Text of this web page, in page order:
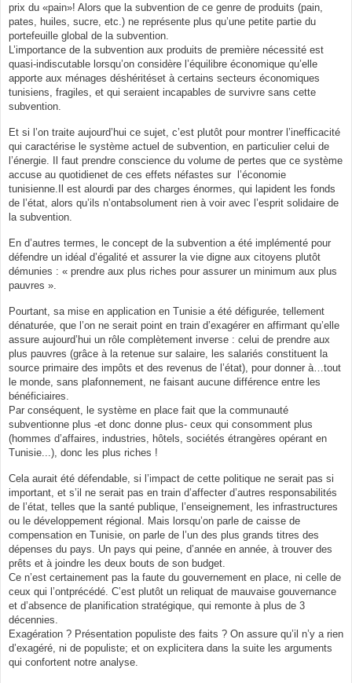
prix du «pain»! Alors que la subvention de ce genre de produits (pain,
pates, huiles, sucre, etc.) ne représente plus qu’une petite partie du
portefeuille global de la subvention.
L’importance de la subvention aux produits de première nécessité est
quasi-indiscutable lorsqu’on considère l’équilibre économique qu’elle
apporte aux ménages déshéritéset à certains secteurs économiques
tunisiens, fragiles, et qui seraient incapables de survivre sans cette
subvention.
Et si l’on traite aujourd’hui ce sujet, c’est plutôt pour montrer l’inefficacité
qui caractérise le système actuel de subvention, en particulier celui de
l’énergie. Il faut prendre conscience du volume de pertes que ce système
accuse au quotidienet de ces effets néfastes sur l’économie
tunisienne.Il est alourdi par des charges énormes, qui lapident les fonds
de l’état, alors qu’ils n’ontabsolument rien à voir avec l’esprit solidaire de
la subvention.
En d’autres termes, le concept de la subvention a été implémenté pour
défendre un idéal d’égalité et assurer la vie digne aux citoyens plutôt
démunies : « prendre aux plus riches pour assurer un minimum aux plus
pauvres ».
Pourtant, sa mise en application en Tunisie a été défigurée, tellement
dénaturée, que l’on ne serait point en train d’exagérer en affirmant qu’elle
assure aujourd’hui un rôle complètement inverse : celui de prendre aux
plus pauvres (grâce à la retenue sur salaire, les salariés constituent la
source primaire des impôts et des revenus de l’état), pour donner à…tout
le monde, sans plafonnement, ne faisant aucune différence entre les
bénéficiaires.
Par conséquent, le système en place fait que la communauté
subventionne plus -et donc donne plus- ceux qui consomment plus
(hommes d’affaires, industries, hôtels, sociétés étrangères opérant en
Tunisie...), donc les plus riches !
Cela aurait été défendable, si l’impact de cette politique ne serait pas si
important, et s’il ne serait pas en train d’affecter d’autres responsabilités
de l’état, telles que la santé publique, l’enseignement, les infrastructures
ou le développement régional. Mais lorsqu’on parle de caisse de
compensation en Tunisie, on parle de l’un des plus grands titres des
dépenses du pays. Un pays qui peine, d’année en année, à trouver des
prêts et à joindre les deux bouts de son budget.
Ce n’est certainement pas la faute du gouvernement en place, ni celle de
ceux qui l’ontprécédé. C’est plutôt un reliquat de mauvaise gouvernance
et d’absence de planification stratégique, qui remonte à plus de 3
décennies.
Exagération ? Présentation populiste des faits ? On assure qu’il n’y a rien
d’exagéré, ni de populiste; et on explicitera dans la suite les arguments
qui confortent notre analyse.